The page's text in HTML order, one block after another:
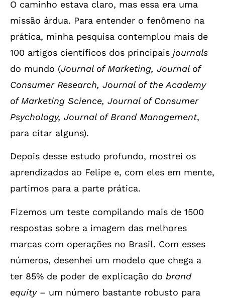
O caminho estava claro, mas essa era uma
missão árdua. Para entender o fenômeno na
prática, minha pesquisa contemplou mais de
100 artigos científicos dos principais journals
do mundo (Journal of Marketing, Journal of
Consumer Research, Journal of the Academy
of Marketing Science, Journal of Consumer
Psychology, Journal of Brand Management,
para citar alguns).
Depois desse estudo profundo, mostrei os
aprendizados ao Felipe e, com eles em mente,
partimos para a parte prática.
Fizemos um teste compilando mais de 1500
respostas sobre a imagem das melhores
marcas com operações no Brasil. Com esses
números, desenhei um modelo que chega a
ter 85% de poder de explicação do brand
equity – um número bastante robusto para